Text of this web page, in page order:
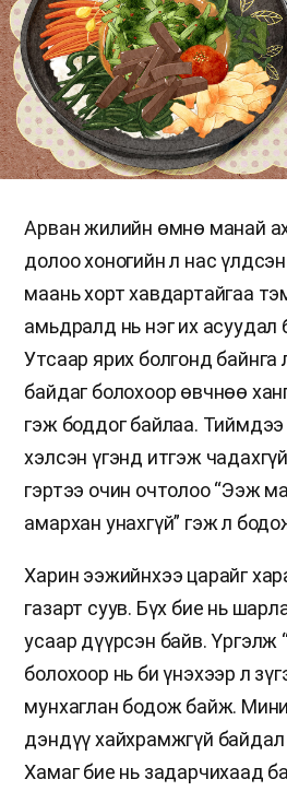
Арван жилийн өмнө манай
долоо хоногийн л нас
маань хорт хавдартайгаа
амьдралд нь нэг их асуудал
Утсаар ярих болгонд байнга
байдаг болохоор өвчнөө
гэж боддог байлаа.
хэлсэн үгэнд итгэж
гэртээ очин очтолоо “Ээж
амархан унахгүй” гэж л
Харин ээжийнхээ царайг
газарт суув. Бүх бие нь
усаар дүүрсэн байв. Үргэлж
болохоор нь би үнэхээр л
мунхаглан бодож байж.
дэндүү хайхрамжгүй байдал
Хамаг бие нь задарчихаад